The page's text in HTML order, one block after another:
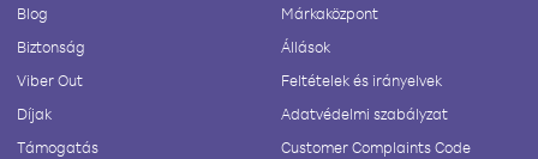
Blog
Biztonság
Viber Out
Díjak
Támogatás
Márkaközpont
Állások
Feltételek és irányelvek
Adatvédelmi szabályzat
Customer Complaints Code